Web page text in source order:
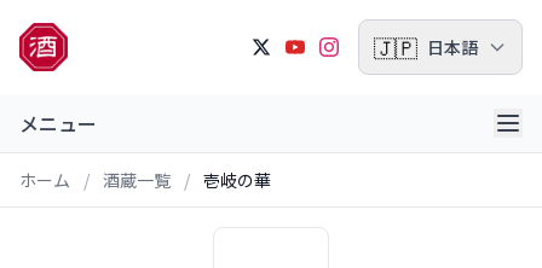
🇯🇵 日本語
メニュー
ホーム / 酒蔵一覧 / 壱岐の華